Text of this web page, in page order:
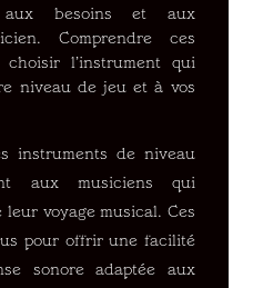
aux besoins et aux
Comprendre ces
l’instrument qui
niveau de jeu et à vos
instruments de niveau
aux musiciens qui
voyage musical. Ces
pour offrir une facilité
sonore adaptée aux